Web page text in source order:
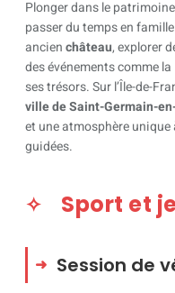
Plonger dans le
passer du temps en
ancienchâteau, explorer
des événements comme la
ses trésors. Sur l’Île-de-
ville de Saint-Germain-
et une atmosphère
guidées.
Sport et
Session de